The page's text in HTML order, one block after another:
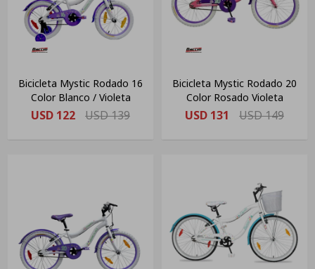
Bicicleta Mystic Rodado 16
Color Blanco / Violeta
USD 122 USD139
Bicicleta Mystic Rodado 20
Color Rosado Violeta
USD 131 USD149